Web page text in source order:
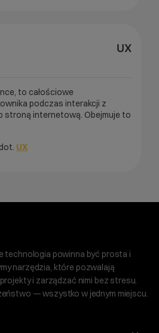
UX
to całościowe
podczas interakcji z
stroną internetową. Obejmuje to
UX
technologia powinna być prosta i
narzędzia, które pozwalają
i zarządzać nimi bez stresu.
— wszystko w jednym miejscu.